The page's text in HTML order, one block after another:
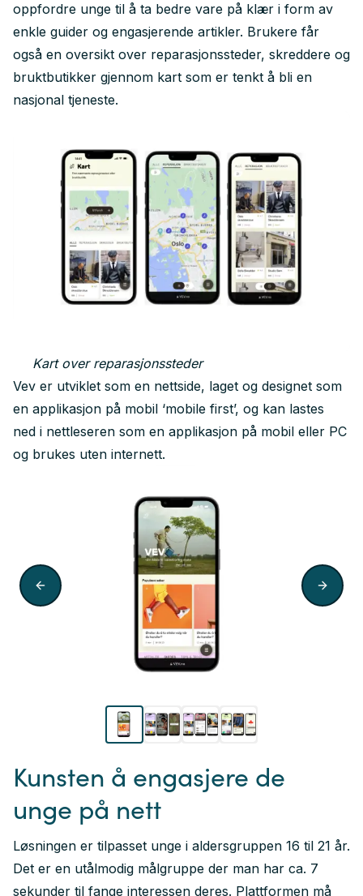
oppfordre unge til å ta bedre vare på klær i form av
enkle guider og engasjerende artikler. Brukere får
også en oversikt over reparasjonssteder, skreddere og
bruktbutikker gjennom kart som er tenkt å bli en
nasjonal tjeneste.
Kart over reparasjonssteder
Vev er utviklet som en nettside, laget og designet som
en applikasjon på mobil ‘mobile first’, og kan lastes
ned i nettleseren som en applikasjon på mobil eller PC
og brukes uten internett.
Kunsten å engasjere de
unge på nett
Løsningen er tilpasset unge i aldersgruppen 16 til 21 år.
Det er en utålmodig målgruppe der man har ca. 7
sekunder til fange interessen deres. Plattformen må